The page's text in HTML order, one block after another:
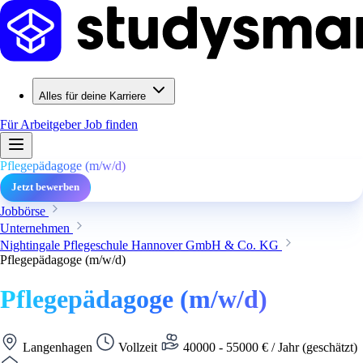
Alles für deine Karriere
Für ArbeitgeberJob finden
Pflegepädagoge (m/w/d)
Jetzt bewerben
Jobbörse
Unternehmen
Nightingale Pflegeschule Hannover GmbH & Co. KG
Pflegepädagoge (m/w/d)
Pflegepädagoge (m/w/d)
Langenhagen Vollzeit
40000 - 55000 € / Jahr (geschätzt)